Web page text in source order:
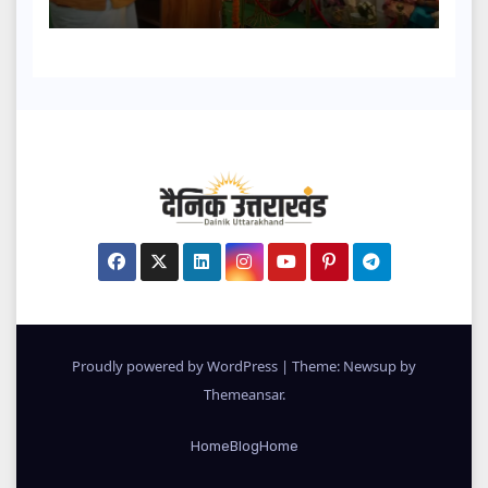
Proudly powered by WordPress | Theme: Newsup by
Themeansar.
HomeBlogHome